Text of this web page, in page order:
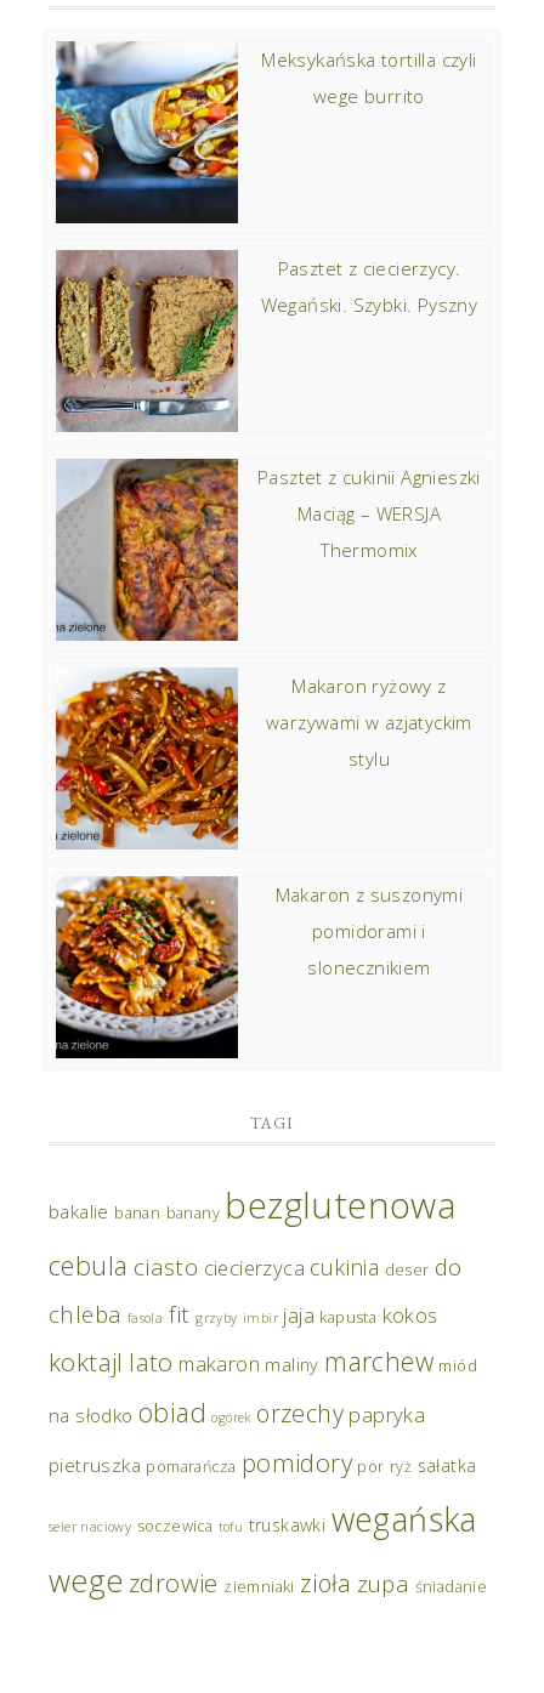
Meksykańska tortilla czyli
wege burrito
Pasztet z ciecierzycy.
Wegański. Szybki. Pyszny
Pasztet z cukinii Agnieszki
Maciąg – WERSJA
Thermomix
Makaron ryżowy z
warzywami w azjatyckim
stylu
Makaron z suszonymi
pomidorami i
slonecznikiem
TAGI
bakalie banan banany bezglutenowa
cebula ciasto ciecierzyca cukinia deser do
chleba fasola fit grzyby imbir jaja kapusta kokos
koktajl lato makaron maliny marchew miód
na słodko obiad ogórek orzechy papryka
pietruszka pomarańcza pomidory por ryż sałatka
seler naciowy soczewica tofu truskawki wegańska
wege zdrowie ziemniaki zioła zupa śniadanie